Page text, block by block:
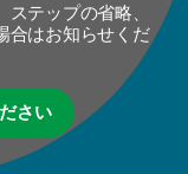
テップの省略、
合はお知らせくだ
さい